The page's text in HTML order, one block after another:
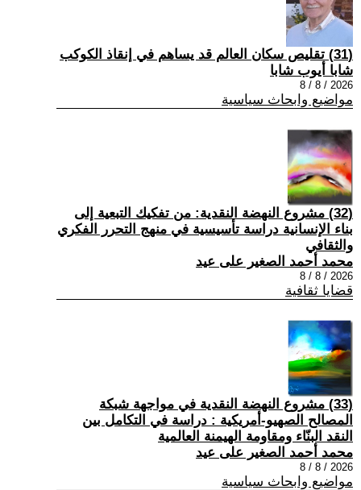
(31) تقليص سكان العالم قد يساهم في إنقاذ الكوكب
شابا أيوب شابا
2026 / 8 / 8
مواضيع وابحاث سياسية
(32) مشروع النهضة النقدية: من تفكيك التبعية إلى
بناء الإنسانية دراسة تأسيسية في منهج التحرر الفكري
والثقافي
محمد أحمد الصغير على عيد
2026 / 8 / 8
قضايا ثقافية
(33) مشروع النهضة النقدية في مواجهة شبكة
المصالح الصهيو-أمريكية : دراسة في التكامل بين
النقد البنّاء ومقاومة الهيمنة العالمية
محمد أحمد الصغير على عيد
2026 / 8 / 8
مواضيع وابحاث سياسية